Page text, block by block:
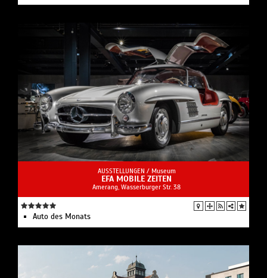
AUSSTELLUNGEN / Museum
EFA MOBILE ZEITEN
Amerang, Wasserburger Str. 38
Auto des Monats